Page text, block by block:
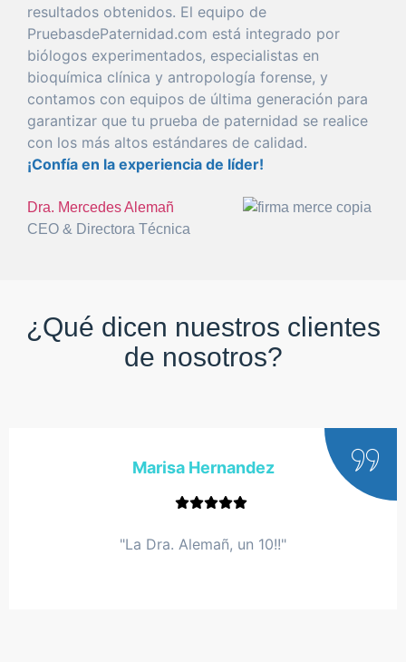
resultados obtenidos. El equipo de
PruebasdePaternidad.com está integrado por
biólogos experimentados, especialistas en
bioquímica clínica y antropología forense, y
contamos con equipos de última generación para
garantizar que tu prueba de paternidad se realice
con los más altos estándares de calidad.
¡Confía en la experiencia de líder!
Dra. Mercedes Alemañ
CEO & Directora Técnica
¿Qué dicen nuestros clientes
de nosotros?
Marisa Hernandez
"La Dra. Alemañ, un 10!!"